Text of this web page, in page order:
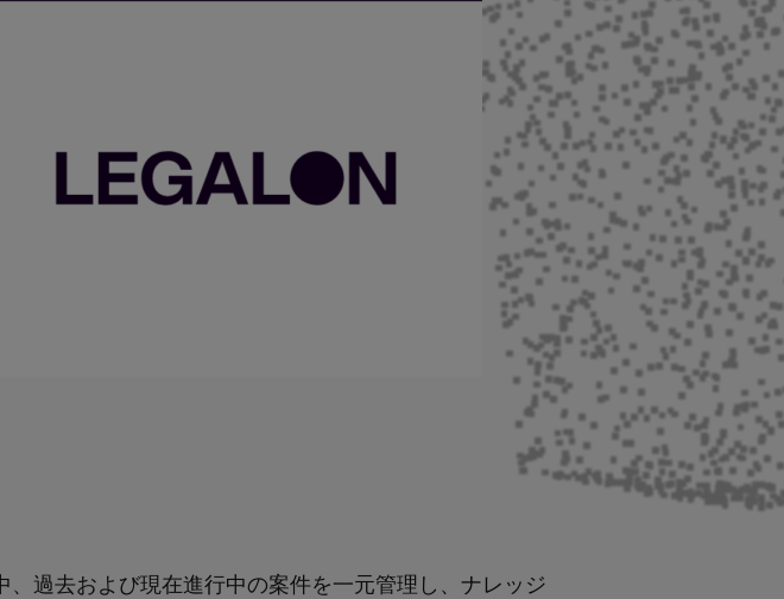
過去および現在進行中の案件を一元管理し、ナレッジ